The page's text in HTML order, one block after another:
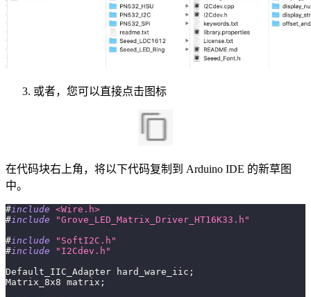
或者，您可以直接点击图标
在代码块右上角，将以下代码复制到 Arduino IDE 的新草图
中。
#include <Wire.h>
#include
"Grove_LED_Matrix_Driver_HT16K33.h"
#include
"SoftI2C.h"
#include
"I2Cdev.h"
Default_IIC_Adapter hard_ware_iic ;
Matrix_8x8 matrix ;